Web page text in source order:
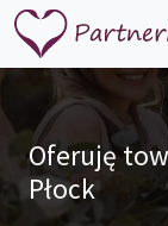
Oferuję
Płock